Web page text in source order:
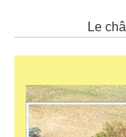
Le